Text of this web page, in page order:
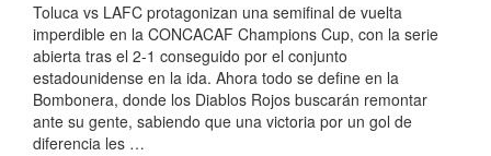
Toluca vs LAFC protagonizan una semifinal de vuelta
imperdible en la CONCACAF Champions Cup, con la serie
abierta tras el 2-1 conseguido por el conjunto
estadounidense en la ida. Ahora todo se define en la
Bombonera, donde los Diablos Rojos buscarán remontar
ante su gente, sabiendo que una victoria por un gol de
diferencia les …